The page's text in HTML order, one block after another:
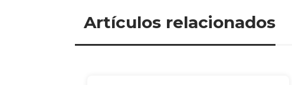
Artículos relacionados